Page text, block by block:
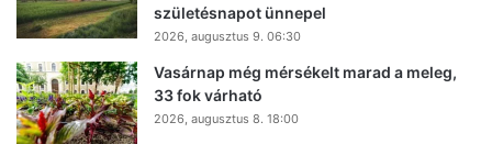
születésnapot ünnepel
2026, augusztus 9. 06:30
Vasárnap még mérsékelt marad a meleg,
33 fok várható
2026, augusztus 8. 18:00